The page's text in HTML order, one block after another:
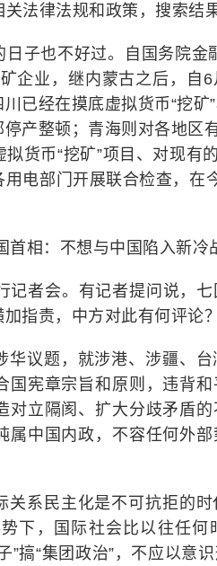
法律法规和政策，搜索结
子也不好过。自国务院金
企业，继内蒙古之后，自
已经在摸底虚拟货币“挖矿
产整顿；青海则对各地区
货币“挖矿”项目、对现有
电部门开展联合检查，在
首相：不想与中国陷入新冷
记者会。有记者提问说，
指责，中方对此有何评论？
议题，就涉港、涉疆、
宪章宗旨和原则，违背
立隔阂、扩大分歧矛盾
中国内政，不容任何外
系民主化是不可抗拒的
下，国际社会比以往任何
搞“集团政治”，不应以意